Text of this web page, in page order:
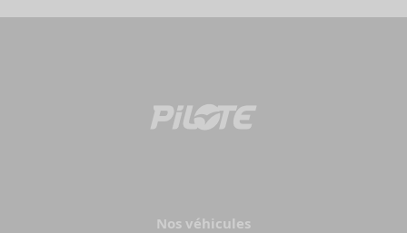
Nos véhicules